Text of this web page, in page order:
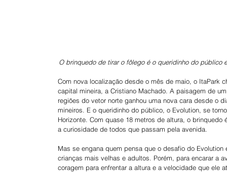
O brinquedo de tirar o fôlego é o queridinho do
Com nova localização desde o mês de maio, o ItaPark
capital mineira, a Cristiano Machado. A paisagem de
regiões do vetor norte ganhou uma nova cara desde o
mineiros. E o queridinho do público, o Evolution, se
Horizonte. Com quase 18 metros de altura, o
a curiosidade de todos que passam pela avenida.
Mas se engana quem pensa que o desafio do
crianças mais velhas e adultos. Porém, para encarar a
coragem para enfrentar a altura e a velocidade que ele